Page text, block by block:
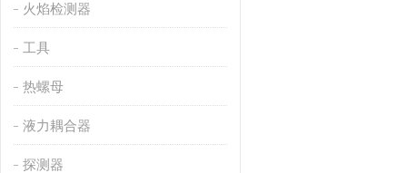
火焰检测器
工具
热螺母
液力耦合器
探测器